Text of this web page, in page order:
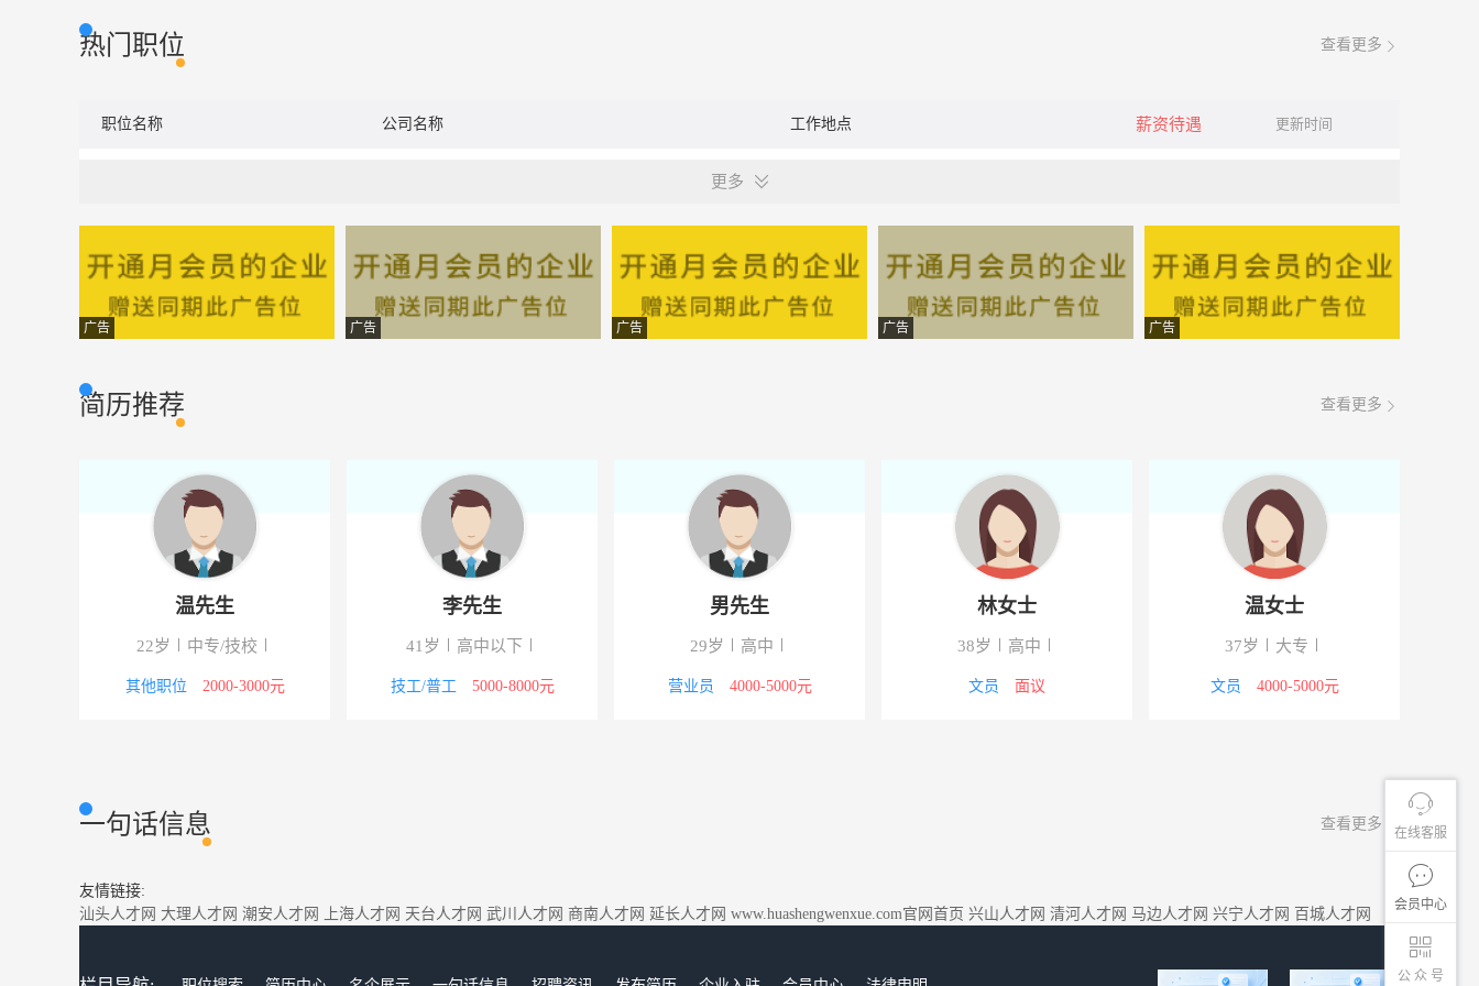
在线客服
会员中心
公 众 号
热门职位 查看更多
职位名称 公司名称 工作地点 薪资待遇 更新时间
更多
广告 广告 广告 广告 广告
简历推荐 查看更多
温先生
22岁 中专/技校
其他职位 2000-3000元
李先生
41岁 高中以下
技工/普工 5000-8000元
男先生
29岁 高中
营业员 4000-5000元
林女士
38岁 高中
文员 面议
温女士
37岁 大专
文员 4000-5000元
一句话信息 查看更多
友情链接:
汕头人才网 大理人才网 潮安人才网 上海人才网 天台人才网 武川人才网 商南人才网 延长人才网 www.huashengwenxue.com官网首页 兴山人才网 清河人才网 马边人才网 兴宁人才网 百城人才网